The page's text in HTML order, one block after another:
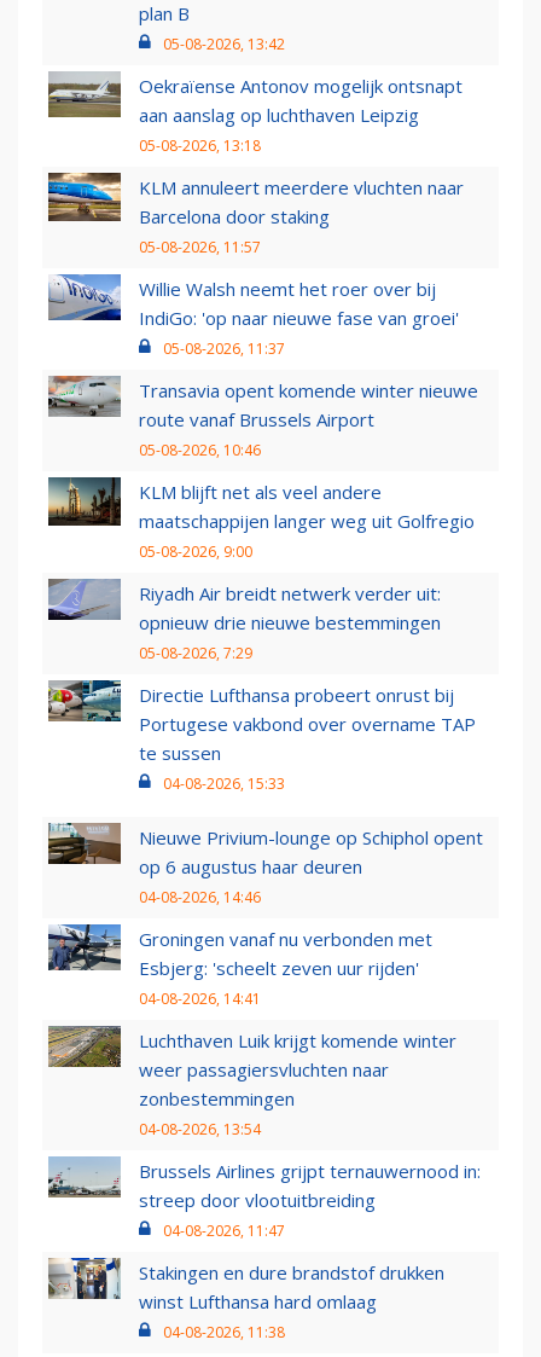
plan B
05-08-2026, 13:42
Oekraïense Antonov mogelijk ontsnapt
aan aanslag op luchthaven Leipzig
05-08-2026, 13:18
KLM annuleert meerdere vluchten naar
Barcelona door staking
05-08-2026, 11:57
Willie Walsh neemt het roer over bij
IndiGo: 'op naar nieuwe fase van groei'
05-08-2026, 11:37
Transavia opent komende winter nieuwe
route vanaf Brussels Airport
05-08-2026, 10:46
KLM blijft net als veel andere
maatschappijen langer weg uit Golfregio
05-08-2026, 9:00
Riyadh Air breidt netwerk verder uit:
opnieuw drie nieuwe bestemmingen
05-08-2026, 7:29
Directie Lufthansa probeert onrust bij
Portugese vakbond over overname TAP
te sussen
04-08-2026, 15:33
Nieuwe Privium-lounge op Schiphol opent
op 6 augustus haar deuren
04-08-2026, 14:46
Groningen vanaf nu verbonden met
Esbjerg: 'scheelt zeven uur rijden'
04-08-2026, 14:41
Luchthaven Luik krijgt komende winter
weer passagiersvluchten naar
zonbestemmingen
04-08-2026, 13:54
Brussels Airlines grijpt ternauwernood in:
streep door vlootuitbreiding
04-08-2026, 11:47
Stakingen en dure brandstof drukken
winst Lufthansa hard omlaag
04-08-2026, 11:38